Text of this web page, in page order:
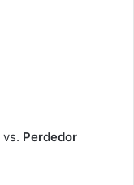
vs. Perdedor